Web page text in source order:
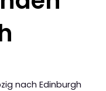
nach Edinburgh